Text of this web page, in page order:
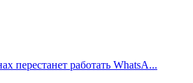
перестанет работать WhatsA...